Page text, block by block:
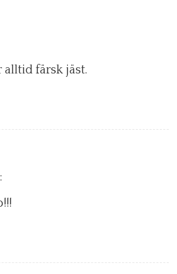
alltid färsk jäst.